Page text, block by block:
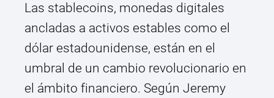
Las stablecoins, monedas digitales
ancladas a activos estables como el
dólar estadounidense, están en el
umbral de un cambio revolucionario en
el ámbito financiero. Según Jeremy